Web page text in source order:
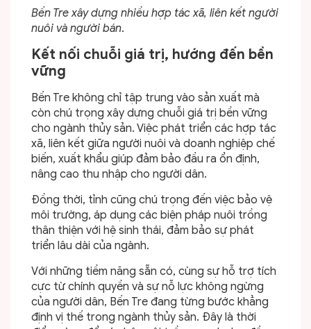
Bến Tre xây dựng nhiều hợp tác xã, liên kết người
nuôi và người bán.
Kết nối chuỗi giá trị, hướng đến bền
vững
Bến Tre không chỉ tập trung vào sản xuất mà
còn chú trọng xây dựng chuỗi giá trị bền vững
cho ngành thủy sản. Việc phát triển các hợp tác
xã, liên kết giữa người nuôi và doanh nghiệp chế
biến, xuất khẩu giúp đảm bảo đầu ra ổn định,
nâng cao thu nhập cho người dân.​
Đồng thời, tỉnh cũng chú trọng đến việc bảo vệ
môi trường, áp dụng các biện pháp nuôi trồng
thân thiện với hệ sinh thái, đảm bảo sự phát
triển lâu dài của ngành.​
Với những tiềm năng sẵn có, cùng sự hỗ trợ tích
cực từ chính quyền và sự nỗ lực không ngừng
của người dân, Bến Tre đang từng bước khẳng
định vị thế trong ngành thủy sản. Đây là thời